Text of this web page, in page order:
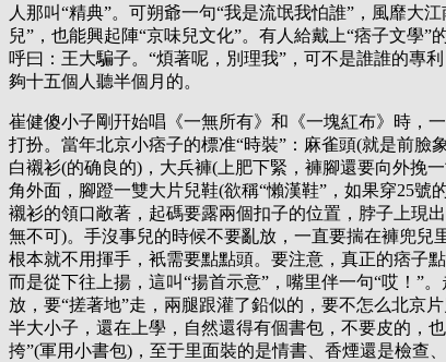
人那叫“精典”。可朔爺一句“我是流氓我怕誰”，風靡大
兒”，也能興起陣“京味兒文化”。有人給戴上“痞子文學”
呼曰：王大騙子。“煩著呢，別理我”，可不是誰誰的專
夠十五個人聽半個月的。
崔健傻小子剛幵始唱《一無所有》和《一塊紅布》時，
打扮。當年北京小痞子的標准“時裝”：麻雀頭(就是前臉
白襯衫(的确良的)，大兵褲(上肥下緊，褲腳還要向外挽
角外面，腳蹬一雙大片兒鞋(欲稱“懶漢鞋”，如果穿25號
襯衫的領口敞著，起碼要露兩個扣子的位置，脖子上現
無不可)。手沒事兒的時候不要亂放，一直要揣在褲兜兒
根本就不用揮手，衹需要點點頭。要注意，真正的痞子
而是從下往上揚，這叫“揚首示意”，嘴里伴一句“哎！”
放，要“搓著地”走，兩腿跟灌了鉛似的，要不怎么北京
半大小子，還在上學，自然還得有個書包，不要皮的，
挎”(軍用小書包)，至于里面裝的是情書、香煙還是檢查